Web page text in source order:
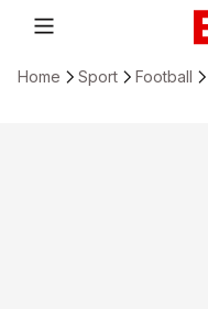
Home Sport Football